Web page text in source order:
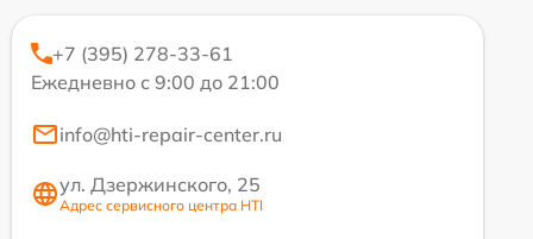
+7 (395) 278-33-61
Ежедневно с 9:00 до 21:00
info@hti-repair-center.ru
ул. Дзержинского, 25
Адрес сервисного центра HTI